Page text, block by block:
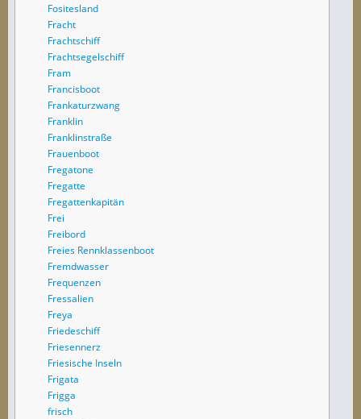
Fositesland
Fracht
Frachtschiff
Frachtsegelschiff
Fram
Francisboot
Frankaturzwang
Franklin
Franklinstraße
Frauenboot
Fregatone
Fregatte
Fregattenkapitän
Frei
Freibord
Freies Rennklassenboot
Fremdwasser
Frequenzen
Fressalien
Freya
Friedeschiff
Friesennerz
Friesische Inseln
Frigata
Frigga
frisch